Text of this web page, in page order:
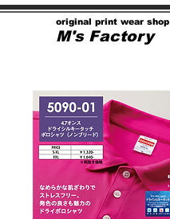
original print wear shop
M's Factory